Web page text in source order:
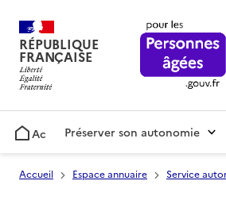
RÉPUBLIQUE
FRANÇAISE
AccueilPréserver son autonomie
Accueil Espace annuaire Service